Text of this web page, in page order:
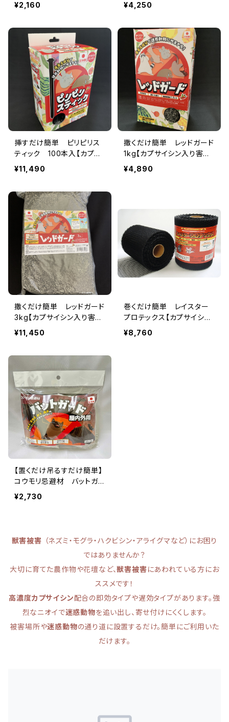
¥2,160 ¥4,250
挿すだけ簡単 ピリピリス
ティック 100本入【カプサ
イシン入り害獣忌避剤】
¥11,490
撒くだけ簡単 レッドガード
1kg【カプサイシン入り害獣
忌避剤】ハクビシン・アライ
グマ・ウサギ・モグラなどの
¥4,890
撒くだけ簡単 レッドガード
3kg【カプサイシン入り害獣
忌避剤】ハクビシン・アライ
グマ・ウサギ・モグラなどの
¥11,450
巻くだけ簡単 レイスター
プロテックス【カプサイシン
入り生分解性忌避ネット】
¥8,760
【置くだけ吊るすだけ簡単】
コウモリ忌避材 バットガ
ード屋内外用 50gx6袋【カ
プサイシン入り害獣忌避剤】
¥2,730
獣害被害 （ネズミ・モグラ・ハクビシン・アライグマなど）にお困り
ではありませんか？
大切に育てた農作物や花壇など、獣害被害にあわれている方にお
ススメです！
高濃度カプサイシン配合の即効タイプや遅効タイプがあります。強
烈なニオイで迷惑動物を追い出し、寄せ付けにくくします。
被害場所や迷惑動物の通り道に設置するだけ。簡単にご利用いた
だけます。